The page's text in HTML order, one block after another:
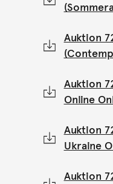
Auktion
Auktion
Online
Auktion
Ukraine
Auktion